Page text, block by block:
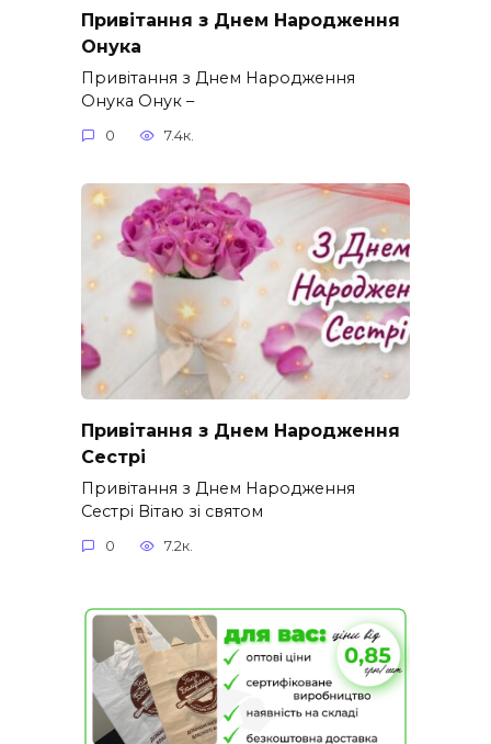
Привітання з Днем Народження
Онука
Привітання з Днем Народження
Онука Онук –
0 7.4к.
Привітання з Днем Народження
Сестрі
Привітання з Днем Народження
Сестрі Вітаю зі святом
0 7.2к.